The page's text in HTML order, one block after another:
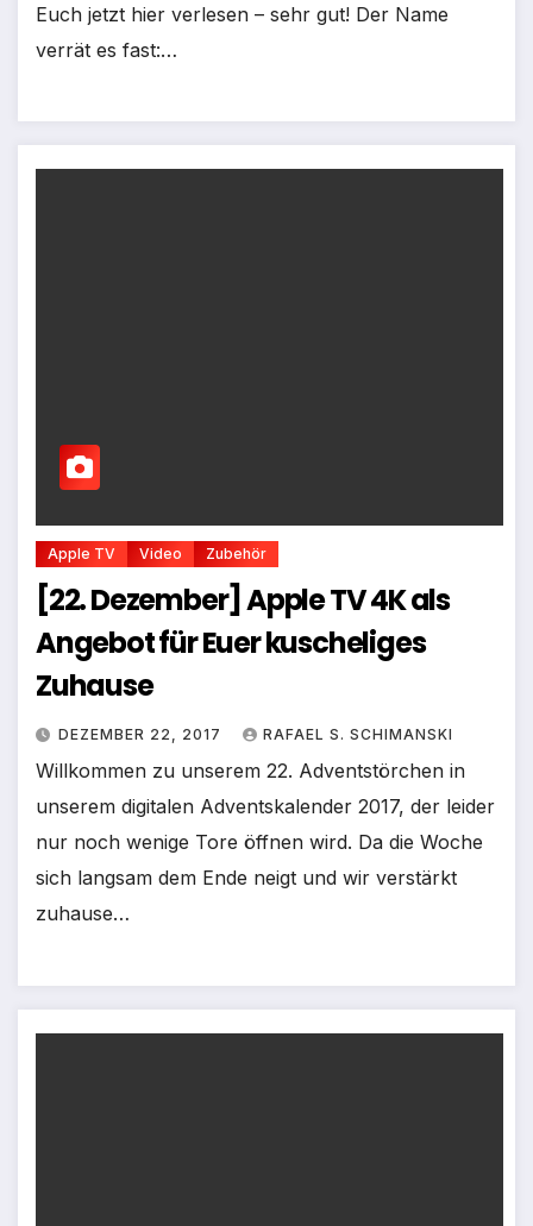
Euch jetzt hier verlesen – sehr gut! Der Name
verrät es fast:…
Apple TV Video Zubehör
[22. Dezember] Apple TV 4K als
Angebot für Euer kuscheliges
Zuhause
DEZEMBER 22, 2017 RAFAEL S. SCHIMANSKI
Willkommen zu unserem 22. Adventstörchen in
unserem digitalen Adventskalender 2017, der leider
nur noch wenige Tore öffnen wird. Da die Woche
sich langsam dem Ende neigt und wir verstärkt
zuhause…